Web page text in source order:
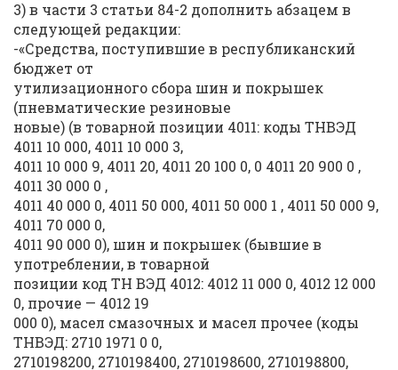
3) в части 3 статьи 84-2 дополнить абзацем в
следующей редакции:
-«Средства, поступившие в республиканский
бюджет от
утилизационного сбора шин и покрышек
(пневматические резиновые
новые) (в товарной позиции 4011: коды ТНВЭД
4011 10 000, 4011 10 000 3,
4011 10 000 9, 4011 20, 4011 20 100 0, 0 4011 20 900 0 ,
4011 30 000 0 ,
4011 40 000 0, 4011 50 000, 4011 50 000 1 , 4011 50 000 9,
4011 70 000 0,
4011 90 000 0), шин и покрышек (бывшие в
употреблении, в товарной
позиции код ТН ВЭД 4012: 4012 11 000 0, 4012 12 000
0, прочие — 4012 19
000 0), масел смазочных и масел прочее (коды
ТНВЭД: 2710 1971 0 0,
2710198200, 2710198400, 2710198600, 2710198800,